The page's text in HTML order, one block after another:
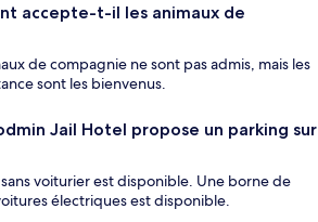
accepte-t-il les animaux de
de compagnie ne sont pas admis, mais les
sont les bienvenus.
Jail Hotel propose un parking sur
voiturier est disponible. Une borne de
électriques est disponible.